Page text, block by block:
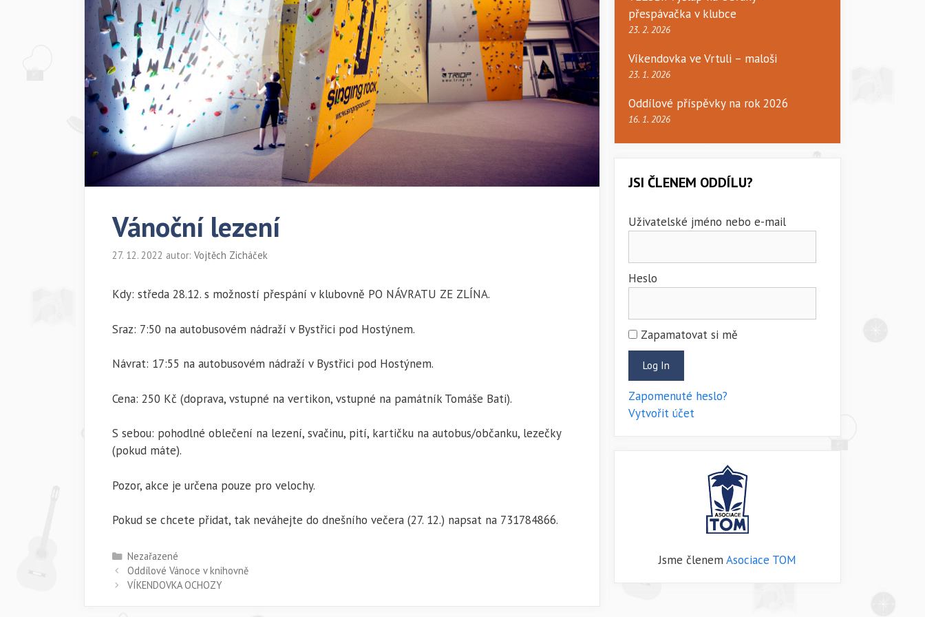
Vánoční lezení
27. 12. 2022 autor: Vojtěch Zicháček
Kdy: středa 28.12. s možností přespání v klubovně PO NÁVRATU ZE ZLÍNA.
Sraz: 7:50 na autobusovém nádraží v Bystřici pod Hostýnem.
Návrat: 17:55 na autobusovém nádraží v Bystřici pod Hostýnem.
Cena: 250 Kč (doprava, vstupné na vertikon, vstupné na památník Tomáše Bati).
S sebou: pohodlné oblečení na lezení, svačinu, pití, kartičku na autobus/občanku, lezečky
(pokud máte).
Pozor, akce je určena pouze pro velochy.
Pokud se chcete přidat, tak neváhejte do dnešního večera (27. 12.) napsat na 731784866.
Rubriky
Nezařazené
Oddílové Vánoce v knihovně
VÍKENDOVKA OCHOZY
přespávačka v klubce
23. 2. 2026
Víkendovka ve Vrtuli – maloši
23. 1. 2026
Oddílové příspěvky na rok 2026
16. 1. 2026
JSI ČLENEM ODDÍLU?
Uživatelské jméno nebo e-mail
Heslo
Zapamatovat si mě
Zapomenuté heslo?
Vytvořit účet
Jsme členem Asociace TOM